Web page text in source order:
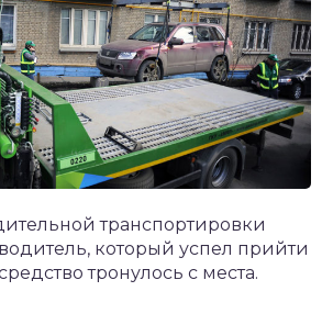
транспортировки
который успел прийти
тронулось с места.